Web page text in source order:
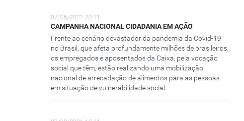
07/05/2021 20:11
CAMPANHA NACIONAL CIDADANIA EM AÇÃO
Frente ao cenário devastador da pandemia da Covid-19
no Brasil, que afeta profundamente milhões de brasileiros,
os empregados e aposentados da Caixa, pela vocação
social que têm, estão realizando uma mobilização
nacional de arrecadação de alimentos para as pessoas
em situação de vulnerabilidade social.